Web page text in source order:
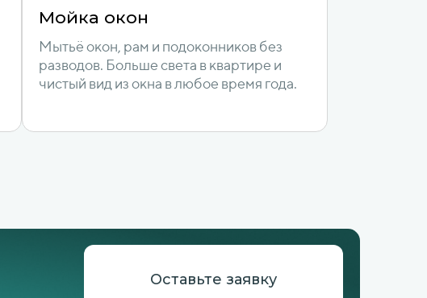
Мойка окон
Мытьё окон, рам и подоконников без
разводов. Больше света в квартире и
чистый вид из окна в любое время года.
Оставьте заявку